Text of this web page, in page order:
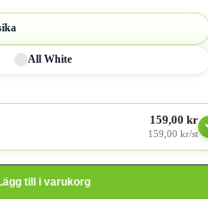
All White
159,00 kr
159,00 kr/st
till i varukorg